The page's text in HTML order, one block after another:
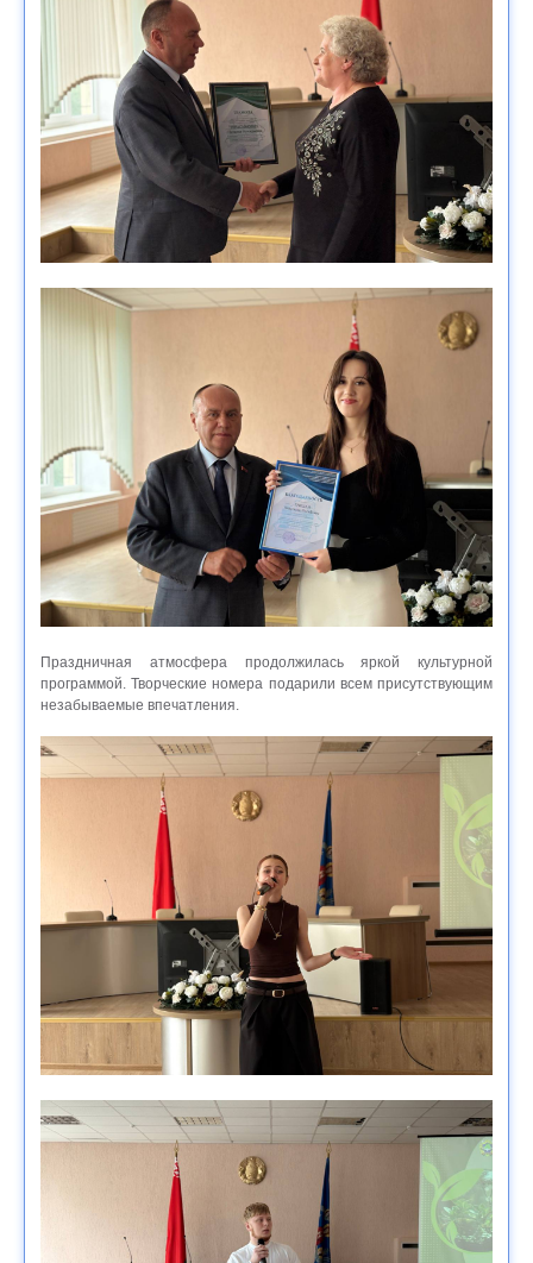
Праздничная атмосфера продолжилась яркой культурной
программой. Творческие номера подарили всем присутствующим
незабываемые впечатления.